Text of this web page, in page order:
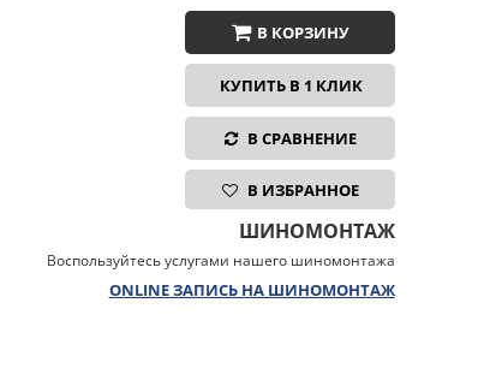
В КОРЗИНУ
КУПИТЬ В 1 КЛИК
В СРАВНЕНИЕ
В ИЗБРАННОЕ
ШИНОМОНТАЖ
Воспользуйтесь услугами нашего шиномонтажа
ONLINE ЗАПИСЬ НА ШИНОМОНТАЖ